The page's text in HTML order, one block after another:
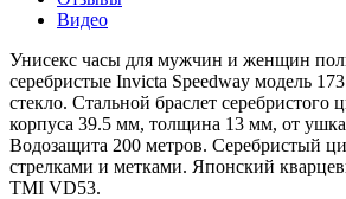
Видео
Унисекс часы для мужчин и женщин
серебристые Invicta Speedway модель
стекло. Стальной браслет серебристого
корпуса 39.5 мм, толщина 13 мм, от
Водозащита 200 метров. Серебристый
стрелками и метками. Японский
TMI VD53.